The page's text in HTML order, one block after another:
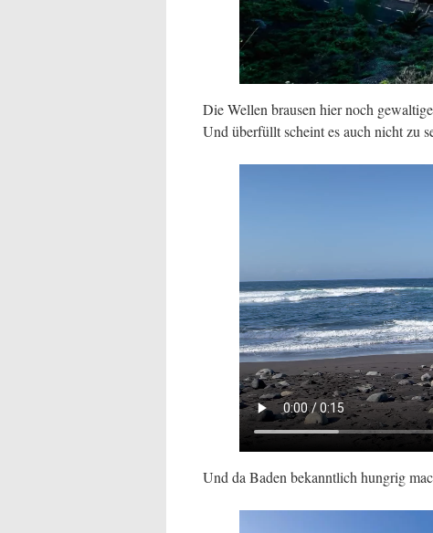
Die Wellen brausen hier noch
Und überfüllt scheint es auch nicht zu
Und da Baden bekanntlich hungrig